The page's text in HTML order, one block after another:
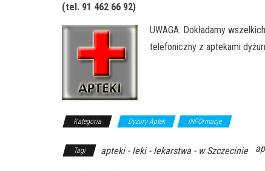
(tel. 91 462 66 92)
UWAGA. Dokładamy
telefoniczny z aptekami
Kategoria Dyżury Aptek INFOrmacje
Tagi apteki - leki - lekarstwa - w Szczecinie